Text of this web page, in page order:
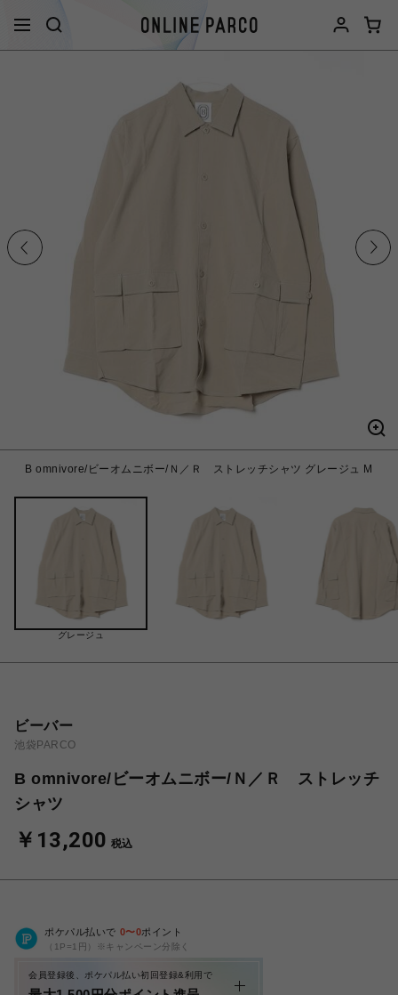
B omnivore/ビーオムニボー/Ｎ／Ｒ ストレッチシャツ グレージュ M
グレージュ
ビーバー
池袋PARCO
B omnivore/ビーオムニボー/Ｎ／Ｒ ストレッチ
シャツ
￥13,200 税込
ポケパル払いで 0〜0ポイント
（1P=1円）※キャンペーン分除く
会員登録後、ポケパル払い初回登録&利用で